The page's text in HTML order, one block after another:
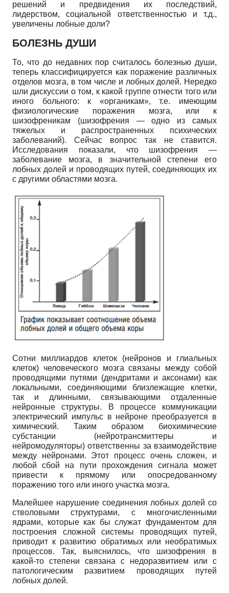
решений и предвидения их последствий,
лидерством, социальной ответственностью и т.д.,
увеличены лобные доли?
БОЛЕЗНЬ ДУШИ
То, что до недавних пор считалось болезнью души,
теперь классифицируется как поражение различных
отделов мозга, в том числе и лобных долей. Нередко
шли дискуссии о том, к какой группе отнести того или
иного больного: к «органикам», т.е. имеющим
физиологические поражения мозга, или к
шизофреникам (шизофрения — одно из самых
тяжелых и распространенных психических
заболеваний). Сейчас вопрос так не ставится.
Исследования показали, что шизофрения —
заболевание мозга, в значительной степени его
лобных долей и проводящих путей, соединяющих их
с другими областями мозга.
Сотни миллиардов клеток (нейронов и глиальных
клеток) человеческого мозга связаны между собой
проводящими путями (дендритами и аксонами) как
локальными, соединяющими близлежащие клетки,
так и длинными, связывающими отдаленные
нейронные структуры. В процессе коммуникации
электрический импульс в нейроне преобразуется в
химический. Таким образом биохимические
субстанции (нейротрансмиттеры и
нейромодуляторы) ответственны за взаимодействие
между нейронами. Этот процесс очень сложен, и
любой сбой на пути прохождения сигнала может
привести к прямому или опосредованному
поражению того или иного участка мозга.
Малейшее нарушение соединения лобных долей со
стволовыми структурами, с многочисленными
ядрами, которые как бы служат фундаментом для
построения сложной системы проводящих путей,
приводит к развитию обратимых или необратимых
процессов. Так, выяснилось, что шизофрения в
какой-то степени связана с недоразвитием или с
патологическим развитием проводящих путей
лобных долей.